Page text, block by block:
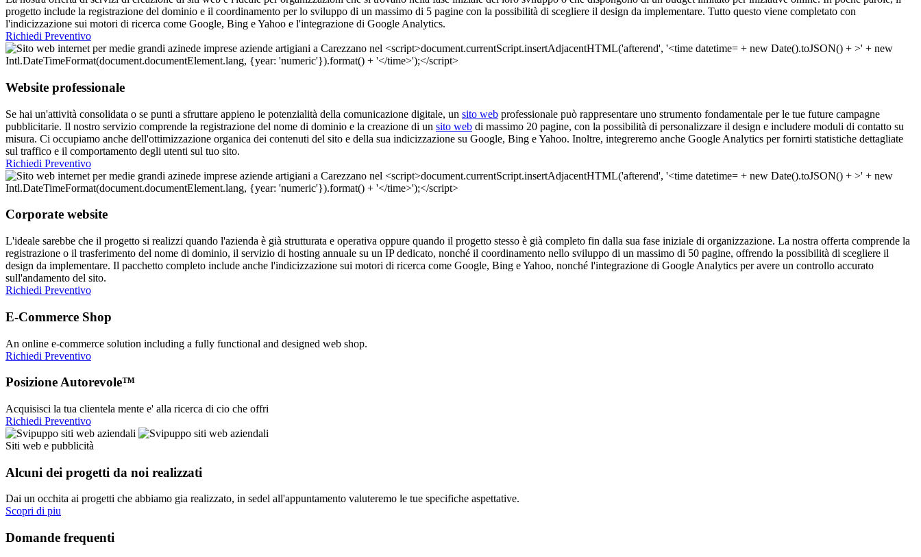
progetto include la registrazione del dominio e il coordinamento per lo sviluppo di un massimo di 5 pagine con la possibilità di scegliere il design da implementare. Tutto questo viene completato con
l'indicizzazione sui motori di ricerca come Google, Bing e Yahoo e l'integrazione di Google Analytics.
Richiedi Preventivo
Website professionale
Se hai un'attività consolidata o se punti a sfruttare appieno le potenzialità della comunicazione digitale, un sito web professionale può rappresentare uno strumento fondamentale per le tue future campagne
pubblicitarie. Il nostro servizio comprende la registrazione del nome di dominio e la creazione di un sito web di massimo 20 pagine, con la possibilità di personalizzare il design e includere moduli di contatto su
misura. Ci occupiamo anche dell'ottimizzazione organica dei contenuti del sito e della sua indicizzazione su Google, Bing e Yahoo. Inoltre, integreremo anche Google Analytics per fornirti statistiche dettagliate
sul traffico e il comportamento degli utenti sul tuo sito.
Richiedi Preventivo
Corporate website
L'ideale sarebbe che il progetto si realizzi quando l'azienda è già strutturata e operativa oppure quando il progetto stesso è già completo fin dalla sua fase iniziale di organizzazione. La nostra offerta comprende la
registrazione o il trasferimento del nome di dominio, il servizio di hosting annuale su un IP dedicato, nonché il coordinamento nello sviluppo di un massimo di 50 pagine, offrendo la possibilità di scegliere il
design da implementare. Il pacchetto completo include anche l'indicizzazione sui motori di ricerca come Google, Bing e Yahoo, nonché l'integrazione di Google Analytics per avere un controllo accurato
sull'andamento del sito.
Richiedi Preventivo
E-Commerce Shop
An online e-commerce solution including a fully functional and designed web shop.
Richiedi Preventivo
Posizione Autorevole™
Acquisisci la tua clientela mente e' alla ricerca di cio che offri
Richiedi Preventivo
Siti web e pubblicità
Alcuni dei progetti da noi realizzati
Dai un occhita ai progetti che abbiamo gia realizzato, in sedel all'appuntamento valuteremo le tue specifiche aspettative.
Scopri di piu
Domande frequenti